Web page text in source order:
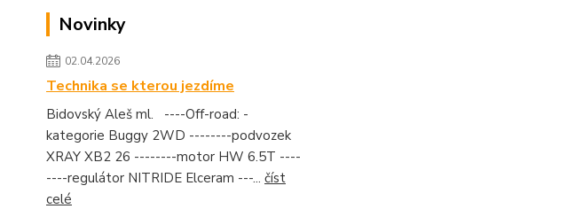
Novinky
02.04.2026
Technika se kterou jezdíme
Bidovský Aleš ml. ----Off-road: -
kategorie Buggy 2WD --------podvozek
XRAY XB2 26 --------motor HW 6.5T ----
----regulátor NITRIDE Elceram ---... číst
celé